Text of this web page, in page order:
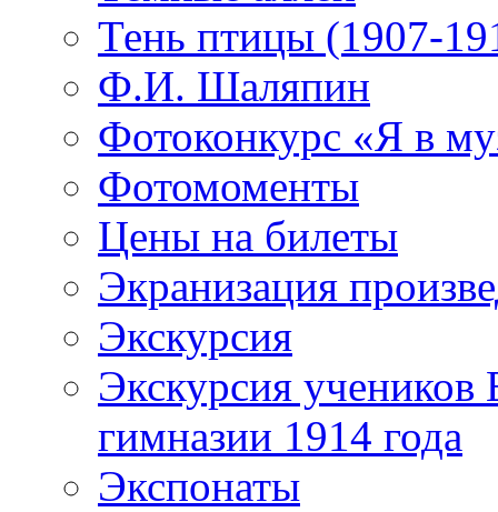
Тень птицы (1907-
Ф.И. Шаляпин
Фотоконкурс «Я в
Фотомоменты
Цены на билеты
Экранизация
Экскурсия
Экскурсия
гимназии 1914 года
Экспонаты